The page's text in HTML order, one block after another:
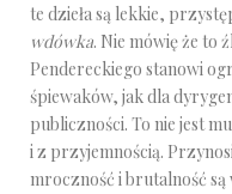
te dzieła są lekkie,
wdówka. Nie mówię że to
Pendereckiego stanowi
śpiewaków, jak dla
publiczności. To nie jest
i z przyjemnością.
mroczność i brutalność są